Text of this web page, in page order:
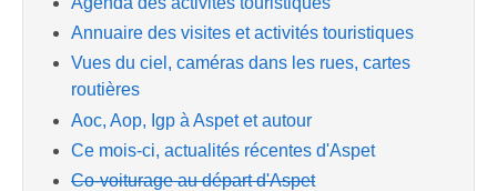
Annuaire des visites et activités touristiques
Vues du ciel, caméras dans les rues, cartes
routières
Aoc, Aop, Igp à Aspet et autour
Ce mois-ci, actualités récentes d'Aspet
Co-voiturage au départ d'Aspet